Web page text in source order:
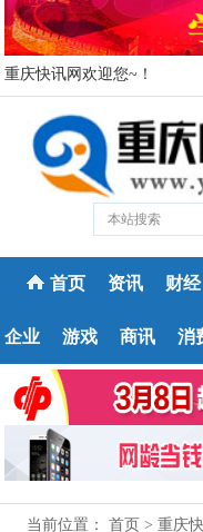
重庆快讯网欢迎您~！
首页 资讯 财经
企业 游戏 商讯 消
当前位置：首页 >重庆